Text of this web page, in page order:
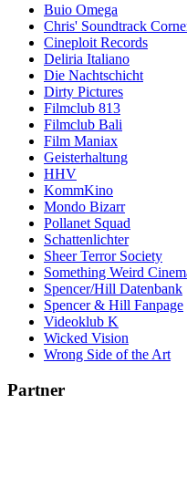
Buio Omega
Chris' Soundtrack
Cineploit Records
Deliria Italiano
Die Nachtschicht
Dirty Pictures
Filmclub 813
Filmclub Bali
Film Maniax
Geisterhaltung
HHV
KommKino
Mondo Bizarr
Pollanet Squad
Schattenlichter
Sheer Terror Society
Something Weird
Spencer/Hill Datenbank
Spencer & Hill Fanpage
Videoklub K
Wicked Vision
Wrong Side of the Art
Partner